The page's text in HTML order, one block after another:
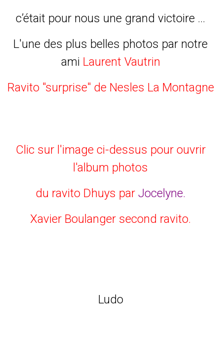
c’était pour nous une grand victoire ...
L'une des plus belles photos par notre
ami Laurent Vautrin
Ravito "surprise" de Nesles La Montagne
Clic sur l'image ci-dessus pour ouvrir
l'album photos
du ravito Dhuys par Jocelyne.
Xavier Boulanger second ravito.
Ludo